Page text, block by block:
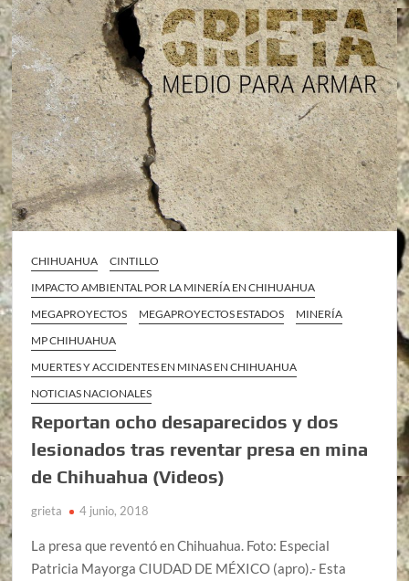
CHIHUAHUA
CINTILLO
IMPACTO AMBIENTAL POR LA MINERÍA EN CHIHUAHUA
MEGAPROYECTOS
MEGAPROYECTOS ESTADOS
MINERÍA
MP CHIHUAHUA
MUERTES Y ACCIDENTES EN MINAS EN CHIHUAHUA
NOTICIAS NACIONALES
Reportan ocho desaparecidos y dos
lesionados tras reventar presa en mina
de Chihuahua (Videos)
grieta 4 junio, 2018
La presa que reventó en Chihuahua. Foto: Especial
Patricia Mayorga CIUDAD DE MÉXICO (apro).- Esta